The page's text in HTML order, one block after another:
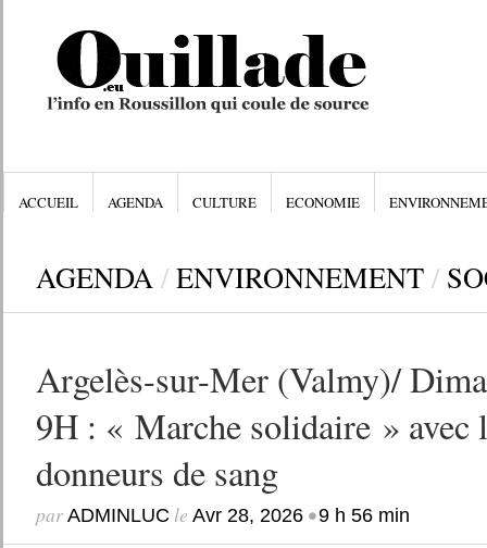
ACCUEIL AGENDA CULTURE ECONOMIE
AGENDA / ENVIRONNEMENT /
Argelès-sur-Mer (Valmy)/
9H : « Marche solidaire » avec
donneurs de sang
par ADMINLUC le Avr 28, 2026•9 h 56 min